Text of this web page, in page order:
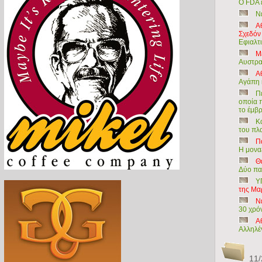
Ο FDA
Σχεδόν
Αγάπη
οποία
το
του
Η
Δύο
της
30